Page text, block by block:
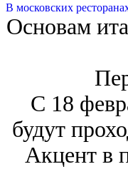
В московских
Основам
С 18
будут
Акцент в